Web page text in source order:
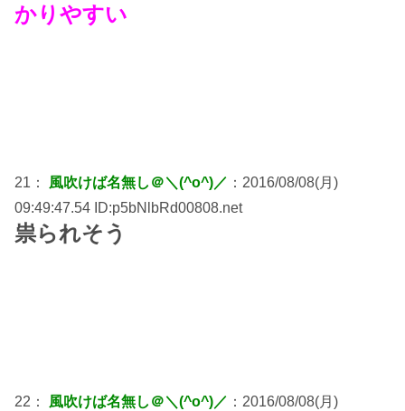
かりやすい
21： 風吹けば名無し＠＼(^o^)／ ：2016/08/08(月)
09:49:47.54 ID:p5bNlbRd00808.net
祟られそう
22： 風吹けば名無し＠＼(^o^)／ ：2016/08/08(月)